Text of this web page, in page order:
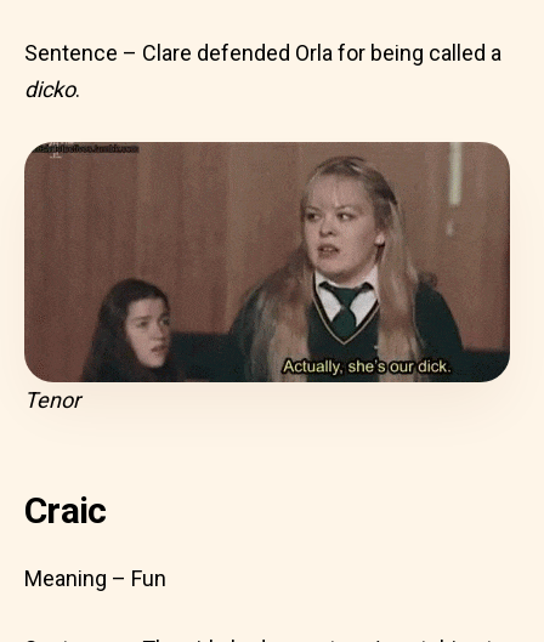
Sentence – Clare defended Orla for being called a
dicko.
Tenor
Craic
Meaning – Fun